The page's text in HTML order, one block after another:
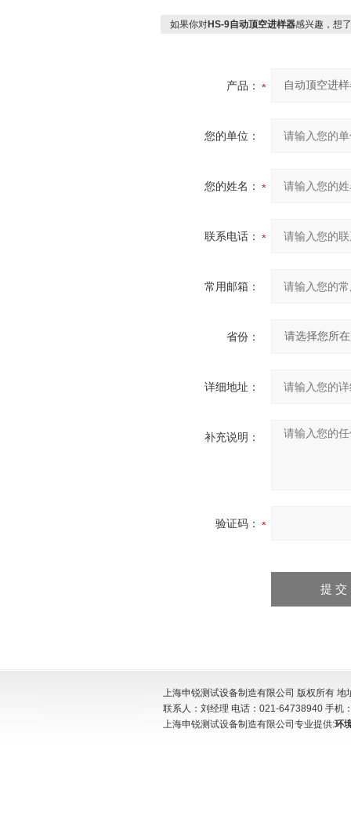
如果你对HS-9自动顶空进样器感兴趣，想
产品：
您的单位：
您的姓名：
联系电话：
常用邮箱：
省份：
详细地址：
补充说明：
验证码：
上海申锐测试设备制造有限公司 版权所有
联系人：刘经理 电话：021-64738940 手
上海申锐测试设备制造有限公司专业提供:环